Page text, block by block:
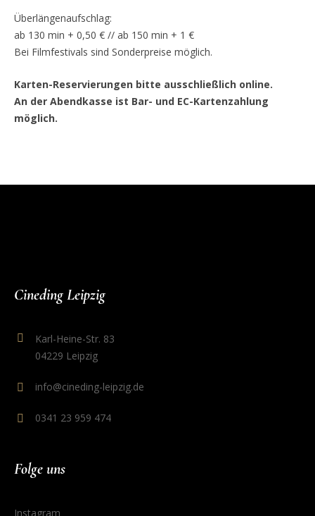
Überlängenaufschlag:
ab 130 min + 0,50 € // ab 150 min + 1 €
Bei Filmfestivals sind Sonderpreise möglich.
Karten-Reservierungen bitte ausschließlich online.
An der Abendkasse ist Bar- und EC-Kartenzahlung
möglich.
Cineding Leipzig
Karl-Heine-Str. 83
04229 Leipzig
info@cineding-leipzig.de
0341 23 959 474
Folge uns
Instagram